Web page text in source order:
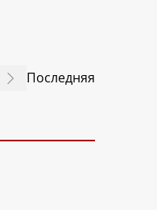
Последняя